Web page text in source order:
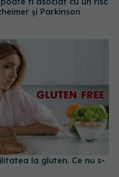
și Parkinson
la gluten. Ce nu s-